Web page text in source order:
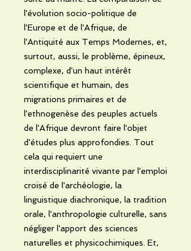
l'évolution socio-politique de
l'Europe et de l'Afrique, de
l'Antiquité aux Temps Modernes, et,
surtout, aussi, le problème, épineux,
complexe, d'un haut intérêt
scientifique et humain, des
migrations primaires et de
l'ethnogenèse des peuples actuels
de l'Afrique devront faire l'objet
d'études plus approfondies. Tout
cela qui requiert une
interdisciplinarité vivante par l'emploi
croisé de l'archéologie, la
linguistique diachronique, la tradition
orale, l'anthropologie culturelle, sans
négliger l'apport des sciences
naturelles et physicochimiques. Et,